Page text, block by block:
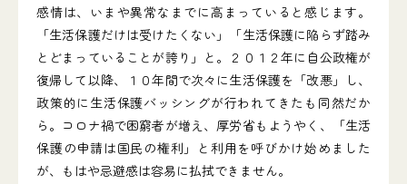
感情は、いまや異常なまでに高まっていると感じます。
「生活保護だけは受けたくない」「生活保護に陥らず踏み
とどまっていることが誇り」と。２０１２年に自公政権が
復帰して以降、１０年間で次々に生活保護を「改悪」し、
政策的に生活保護バッシングが行われてきたも同然だか
ら。コロナ禍で困窮者が増え、厚労省もようやく、「生活
保護の申請は国民の権利」と利用を呼びかけ始めました
が、もはや忌避感は容易に払拭できません。